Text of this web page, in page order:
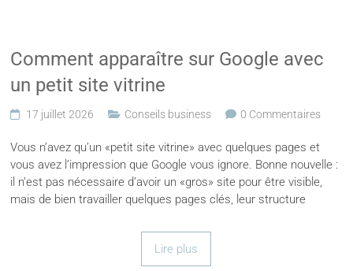
Comment apparaître sur Google avec
un petit site vitrine
17 juillet 2026 Conseils business 0 Commentaires
Vous n’avez qu’un «petit site vitrine» avec quelques pages et
vous avez l’impression que Google vous ignore. Bonne nouvelle :
il n’est pas nécessaire d’avoir un «gros» site pour être visible,
mais de bien travailler quelques pages clés, leur structure
Lire plus